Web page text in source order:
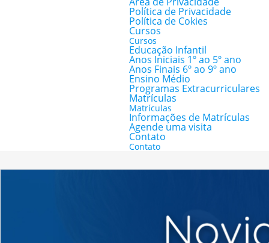
Política de Privacidade
Política de Cokies
Cursos
Cursos
Educação Infantil
Anos Iniciais 1º ao 5º ano
Anos Finais 6º ao 9º ano
Ensino Médio
Programas Extracurriculares
Matrículas
Matrículas
Informações de Matrículas
Agende uma visita
Contato
Contato